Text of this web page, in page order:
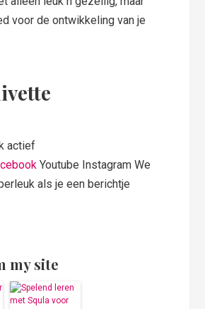
voor de ontwikkeling van je
actief
Youtube Instagram We
als je een berichtje
my site